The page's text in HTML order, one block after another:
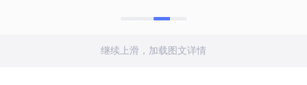
继续上滑，加载图文详情